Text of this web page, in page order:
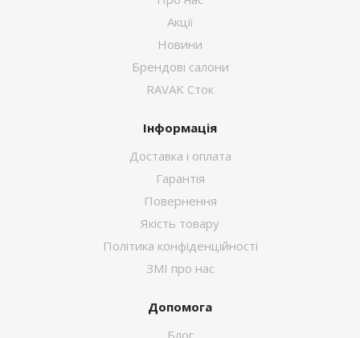
Акції
Новини
Брендові салони
RAVAK Сток
Інформація
Доставка і оплата
Гарантія
Повернення
Якість товару
Політика конфіденційності
ЗМІ про нас
Допомога
Блог